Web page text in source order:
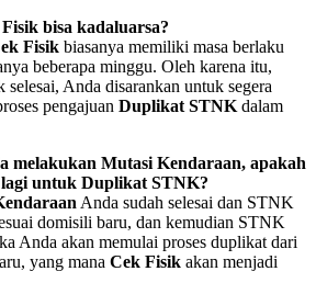
bisa kadaluarsa?
Fisik biasanya memiliki masa berlaku
beberapa minggu. Oleh karena itu,
selesai, Anda disarankan untuk segera
pengajuan Duplikat STNK dalam
melakukan Mutasi Kendaraan, apakah
untuk Duplikat STNK?
Anda sudah selesai dan STNK
domisili baru, dan kemudian STNK
Anda akan memulai proses duplikat dari
yang mana Cek Fisik akan menjadi